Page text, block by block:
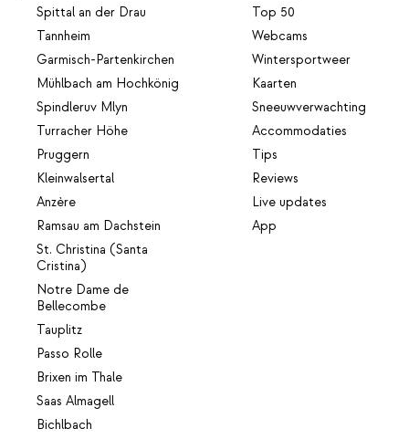
Spittal an der Drau
Tannheim
Garmisch-Partenkirchen
Mühlbach am Hochkönig
Spindleruv Mlyn
Turracher Höhe
Pruggern
Kleinwalsertal
Anzère
Ramsau am Dachstein
St. Christina (Santa
Cristina)
Notre Dame de
Bellecombe
Tauplitz
Passo Rolle
Brixen im Thale
Saas Almagell
Bichlbach
Top 50
Webcams
Wintersportweer
Kaarten
Sneeuwverwachting
Accommodaties
Tips
Reviews
Live updates
App